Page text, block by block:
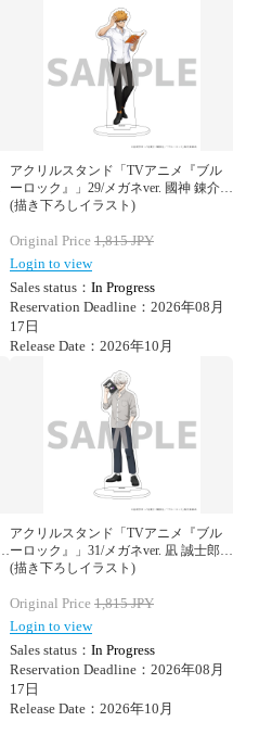
アクリルスタンド「TVアニメ『ブル
ーロック』」29/メガネver. 國神 錬介
(描き下ろしイラスト)
Original Price 1,815JPY
Login to view
Sales status： In Progress
Reservation Deadline：2026年08月
17日
Release Date：2026年10月
アクリルスタンド「TVアニメ『ブル
ーロック』」31/メガネver. 凪 誠士郎
(描き下ろしイラスト)
Original Price 1,815JPY
Login to view
Sales status： In Progress
Reservation Deadline：2026年08月
17日
Release Date：2026年10月